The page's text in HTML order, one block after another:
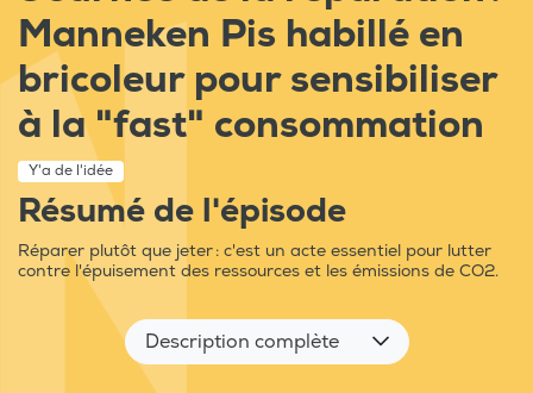
Manneken Pis habillé en
bricoleur pour sensibiliser
à la "fast" consommation
Y'a de l'idée
Résumé de l'épisode
Réparer plutôt que jeter : c'est un acte essentiel pour lutter
contre l'épuisement des ressources et les émissions de CO2.
Description complète